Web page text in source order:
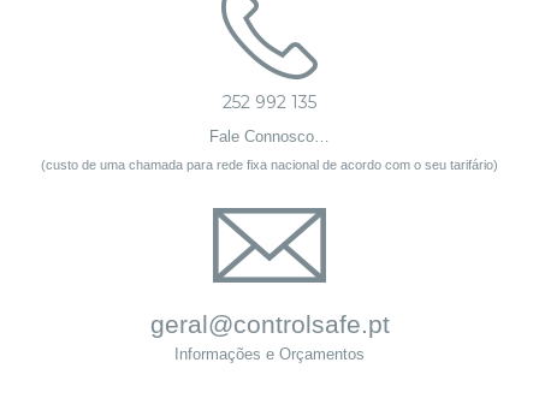
252 992 135
Fale Connosco…
(custo de uma chamada para rede fixa nacional de acordo com o seu tarifário)
geral@controlsafe.pt
Informações e Orçamentos